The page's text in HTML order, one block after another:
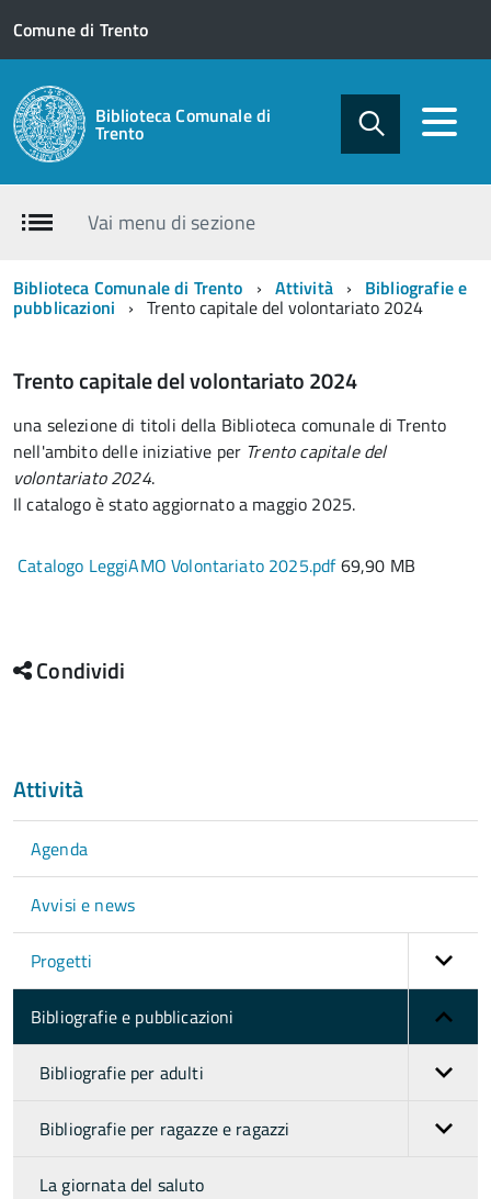
Comune di Trento
Biblioteca Comunale di
Trento
Vai menu di sezione
Biblioteca Comunale di Trento Attività Bibliografie e
pubblicazioni Trento capitale del volontariato 2024
Trento capitale del volontariato 2024
una selezione di titoli della Biblioteca comunale di Trento
nell'ambito delle iniziative per Trento capitale del
volontariato 2024.
Il catalogo è stato aggiornato a maggio 2025.
Catalogo LeggiAMO Volontariato 2025.pdf69,90 MB
Condividi
Attività
Agenda
Avvisi e news
Progetti
Bibliografie e pubblicazioni
Bibliografie per adulti
Bibliografie per ragazze e ragazzi
La giornata del saluto